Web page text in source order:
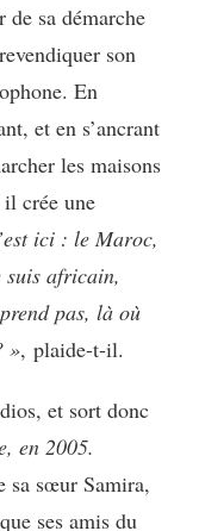
sa démarche
son
En
et en s’ancrant
les maisons
il crée une
ici : le Maroc,
suis africain,
pas, là où
», plaide-t-il.
et sort donc
en 2005.
sa sœur Samira,
ses amis du